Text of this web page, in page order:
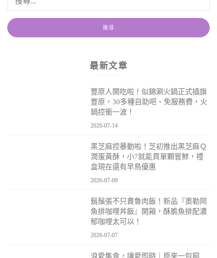
最新文章
豐原人開吃啦！似錦涮火鍋正式插旗
豐原，30多種自助吧、免服務費，火
鍋控衝一波！
2026-07-14
黑芝麻控暴動啦！芝初推出黑芝麻Ｑ
潤蛋黃酥，小7就能買單顆嘗鮮，禮
盒現在還有早鳥優惠
2026-07-09
鬍鬚張不只賣魯肉飯！新品『奧勒岡
魚排咖哩丼飯』開箱，酥脆魚排配濃
郁咖哩太可以！
2026-07-07
浪愛集食，讓愛即時｜原來一包飼